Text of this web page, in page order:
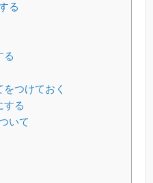
る
る
つけておく
する
いて